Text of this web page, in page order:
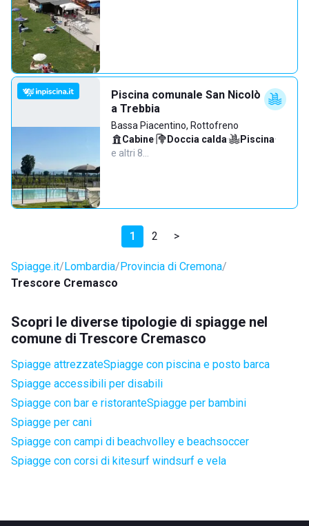
Piscina comunale San Nicolò
a Trebbia
Bassa Piacentino, Rottofreno
Cabine· Doccia calda· Piscina·
e altri 8…
1 2 >
Spiagge.it Lombardia Provincia di Cremona
Trescore Cremasco
Scopri le diverse tipologie di spiagge nel
comune di Trescore Cremasco
Spiagge attrezzateSpiagge con piscina e posto barca
Spiagge accessibili per disabili
Spiagge con bar e ristoranteSpiagge per bambini
Spiagge per cani
Spiagge con campi di beachvolley e beachsoccer
Spiagge con corsi di kitesurf windsurf e vela